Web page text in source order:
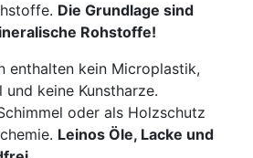
Die Grundlage sind
Rohstoffe!
enthalten kein Microplastik,
keine Kunstharze.
oder als Holzschutz
Leinos Öle, Lacke und